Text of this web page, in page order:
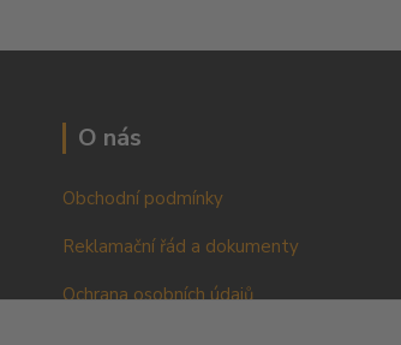
O nás
Obchodní podmínky
Reklamační řád a dokumenty
Ochrana osobních údajů